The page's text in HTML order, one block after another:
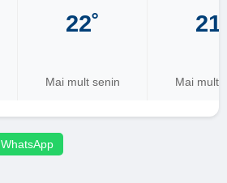
22˚
Mai mult senin Mai mult
WhatsApp